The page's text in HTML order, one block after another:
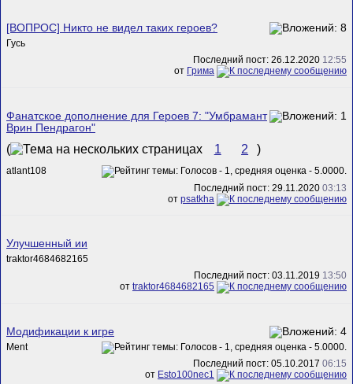
[ВОПРОС] Никто не видел таких героев?
Гусь
Последний пост: 26.12.2020 12:55
от Грима
Фанатское дополнение для Героев 7: "Умбрамант
Врин Пендрагон"
( 1 2 )
atlant108
Последний пост: 29.11.2020 03:13
от psatkha
Улучшенный ии
traktor4684682165
Последний пост: 03.11.2019 13:50
от traktor4684682165
Модификации к игре
Ment
Последний пост: 05.10.2017 06:15
от Esto100nec1